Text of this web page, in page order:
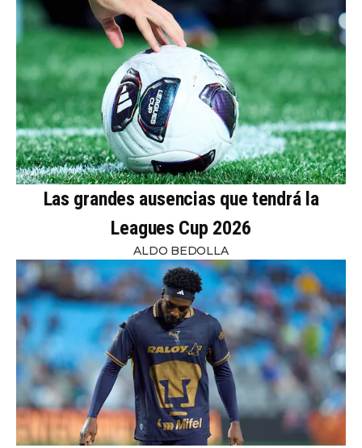
Las grandes ausencias que tendrá la
Leagues Cup 2026
ALDO BEDOLLA